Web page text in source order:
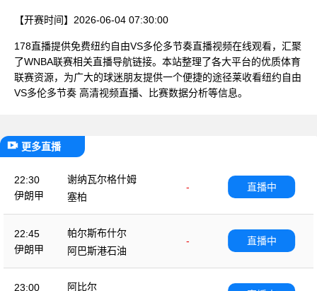
【开赛时间】 2026-06-04 07:30:00
178直播提供免费纽约自由VS多伦多节奏直播视频在线观看，汇聚
了WNBA联赛相关直播导航链接。本站整理了各大平台的优质体育
联赛资源，为广大的球迷朋友提供一个便捷的途径莱收看纽约自由
VS多伦多节奏 高清视频直播、比赛数据分析等信息。
更多直播
22:30
伊朗甲
谢纳瓦尔格什姆
-
塞柏
直播中
22:45
伊朗甲
帕尔斯布什尔
-
阿巴斯港石油
直播中
23:00
阿比尔